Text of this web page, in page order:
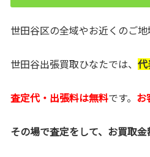
世田谷区の全域やお近くのご地
世田谷出張買取ひなたでは、 代
査定代・出張料は無料です。 お
その場で査定をして、お買取